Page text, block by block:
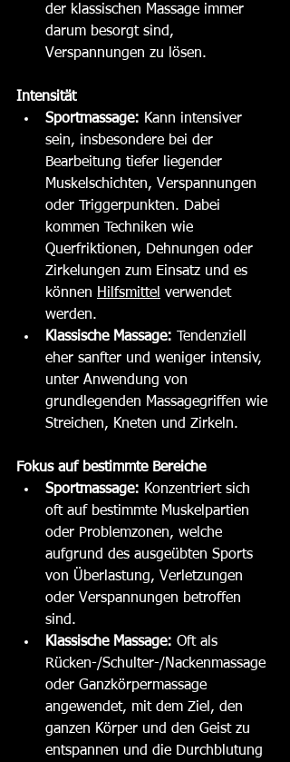
der klassischen Massage immer
darum besorgt sind,
Verspannungen zu lösen.
Intensität
Sportmassage: Kann intensiver
sein, insbesondere bei der
Bearbeitung tiefer liegender
Muskelschichten, Verspannungen
oder Triggerpunkten. Dabei
kommen Techniken wie
Querfriktionen, Dehnungen oder
Zirkelungen zum Einsatz und es
können Hilfsmittel verwendet
werden.
Klassische Massage: Tendenziell
eher sanfter und weniger intensiv,
unter Anwendung von
grundlegenden Massagegriffen wie
Streichen, Kneten und Zirkeln.
Fokus auf bestimmte Bereiche
Sportmassage: Konzentriert sich
oft auf bestimmte Muskelpartien
oder Problemzonen, welche
aufgrund des ausgeübten Sports
von Überlastung, Verletzungen
oder Verspannungen betroffen
sind.
Klassische Massage: Oft als
Rücken-/Schulter-/Nackenmassage
oder Ganzkörpermassage
angewendet, mit dem Ziel, den
ganzen Körper und den Geist zu
entspannen und die Durchblutung